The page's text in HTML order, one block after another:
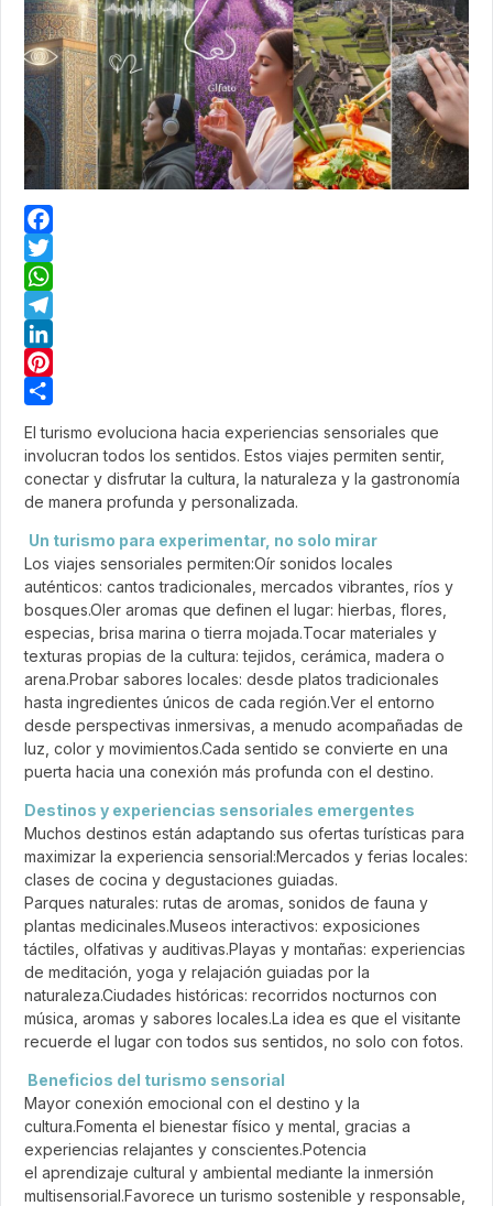
Facebook
Twitter
WhatsApp
Telegram
LinkedIn
Pinterest
El turismo evoluciona hacia experiencias sensoriales que
involucran todos los sentidos. Estos viajes permiten sentir,
conectar y disfrutar la cultura, la naturaleza y la gastronomía
de manera profunda y personalizada.
Un turismo para experimentar, no solo mirar
Los viajes sensoriales permiten:Oír sonidos locales
auténticos: cantos tradicionales, mercados vibrantes, ríos y
bosques.Oler aromas que definen el lugar: hierbas, flores,
especias, brisa marina o tierra mojada.Tocar materiales y
texturas propias de la cultura: tejidos, cerámica, madera o
arena.Probar sabores locales: desde platos tradicionales
hasta ingredientes únicos de cada región.Ver el entorno
desde perspectivas inmersivas, a menudo acompañadas de
luz, color y movimientos.Cada sentido se convierte en una
puerta hacia una conexión más profunda con el destino.
Destinos y experiencias sensoriales emergentes
Muchos destinos están adaptando sus ofertas turísticas para
maximizar la experiencia sensorial:Mercados y ferias locales:
clases de cocina y degustaciones guiadas.
Parques naturales: rutas de aromas, sonidos de fauna y
plantas medicinales.Museos interactivos: exposiciones
táctiles, olfativas y auditivas.Playas y montañas: experiencias
de meditación, yoga y relajación guiadas por la
naturaleza.Ciudades históricas: recorridos nocturnos con
música, aromas y sabores locales.La idea es que el visitante
recuerde el lugar con todos sus sentidos, no solo con fotos.
Beneficios del turismo sensorial
Mayor conexión emocional con el destino y la
cultura.Fomenta el bienestar físico y mental, gracias a
experiencias relajantes y conscientes.Potencia
el aprendizaje cultural y ambiental mediante la inmersión
multisensorial.Favorece un turismo sostenible y responsable,